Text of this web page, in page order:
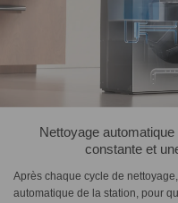
Nettoyage
constante et
Après chaque cycle de
automatique de la station, pour